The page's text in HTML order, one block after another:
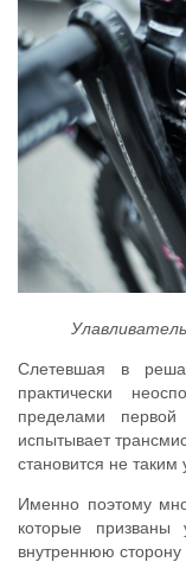
Слетевшая в
практически
пределами
испытывает
становится не
Именно поэтому
которые
внутреннюю сторону